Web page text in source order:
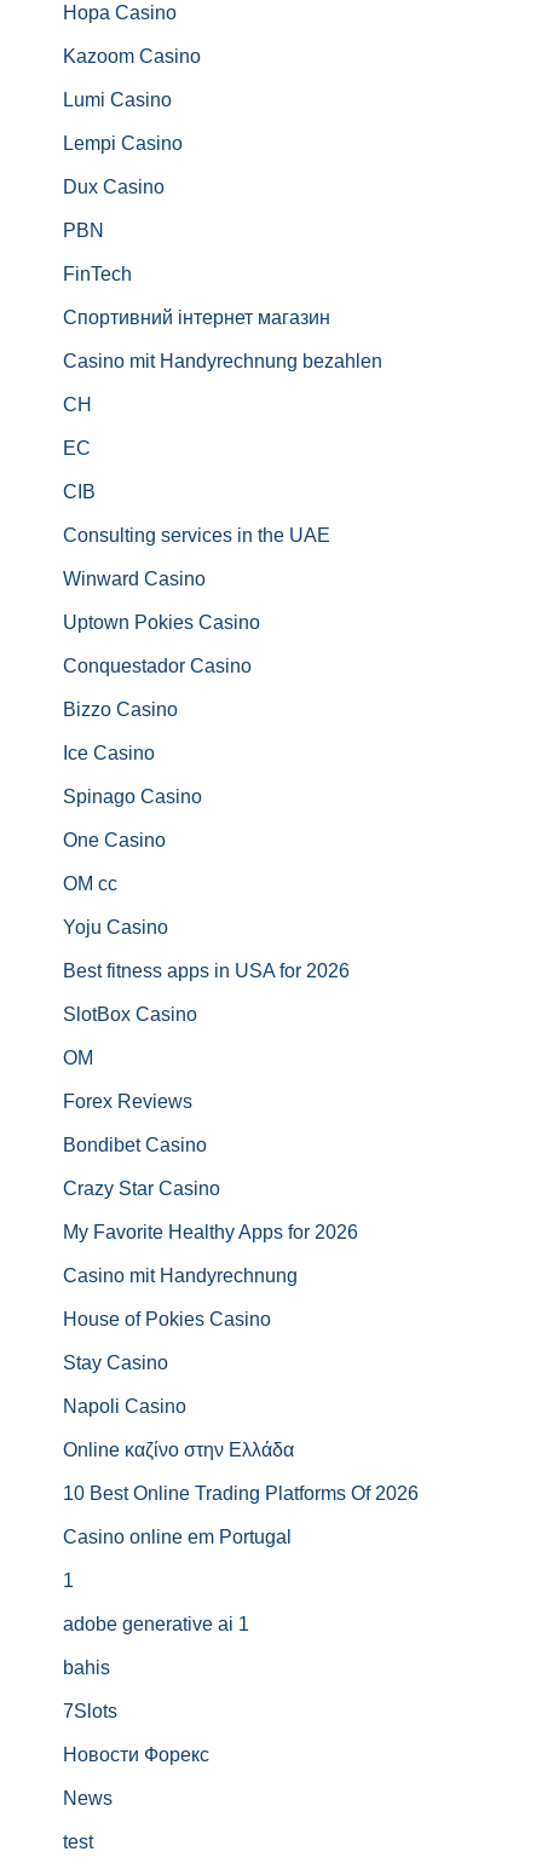
Hopa Casino
Kazoom Casino
Lumi Casino
Lempi Casino
Dux Casino
PBN
FinTech
Спортивний інтернет магазин
Casino mit Handyrechnung bezahlen
CH
EC
CIB
Consulting services in the UAE
Winward Casino
Uptown Pokies Casino
Conquestador Casino
Bizzo Casino
Ice Casino
Spinago Casino
One Casino
OM cc
Yoju Casino
Best fitness apps in USA for 2026
SlotBox Casino
OM
Forex Reviews
Bondibet Casino
Crazy Star Casino
My Favorite Healthy Apps for 2026
Casino mit Handyrechnung
House of Pokies Casino
Stay Casino
Napoli Casino
Online καζίνο στην Ελλάδα
10 Best Online Trading Platforms Of 2026
Casino online em Portugal
1
adobe generative ai 1
bahis
7Slots
Новости Форекс
News
test